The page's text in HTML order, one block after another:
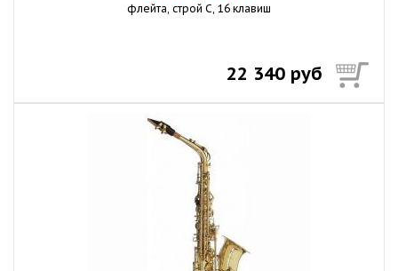
флейта, строй C, 16 клавиш
22 340 руб